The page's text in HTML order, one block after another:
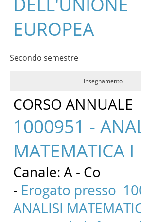
EUROPEA
Secondo semestre
Insegnamento
CORSO ANNUALE
1000951 -
MATEMATICA I
Canale: A - Co
- Erogato presso
ANALISI